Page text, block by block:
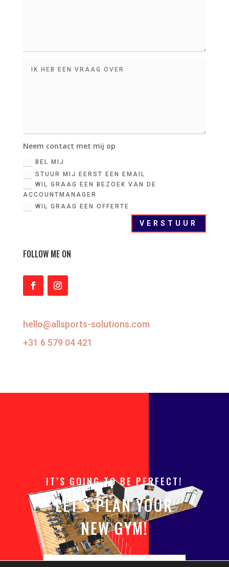
Neem contact met mij op
BEL MIJ
STUUR MIJ EERST EEN EMAIL
WIL GRAAG EEN BEZOEK VAN DE
ACCOUNTMANAGER
WIL GRAAG EEN OFFERTE
VERSTUUR
FOLLOW ME ON
hello@allsports-solutions.com
+31 6 579 04 421
IT’S GOING TO BE PERFECT!
LET’S PLAN YOUR
NEW GYM!